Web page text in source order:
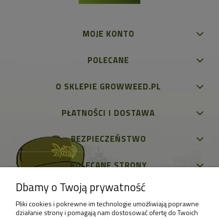
MOJE KONTO
POLECANE
O SKLEPIE GROWWEED.PL
PŁATNOŚCI I DOSTAWA
BEZPIECZEŃSTWO
POLECANE STRONY
Dbamy o Twoją prywatność
Pliki cookies i pokrewne im technologie umożliwiają poprawne
działanie strony i pomagają nam dostosować ofertę do Twoich